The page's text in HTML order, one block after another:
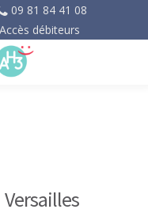
09 81 84 41 08
Accès débiteurs